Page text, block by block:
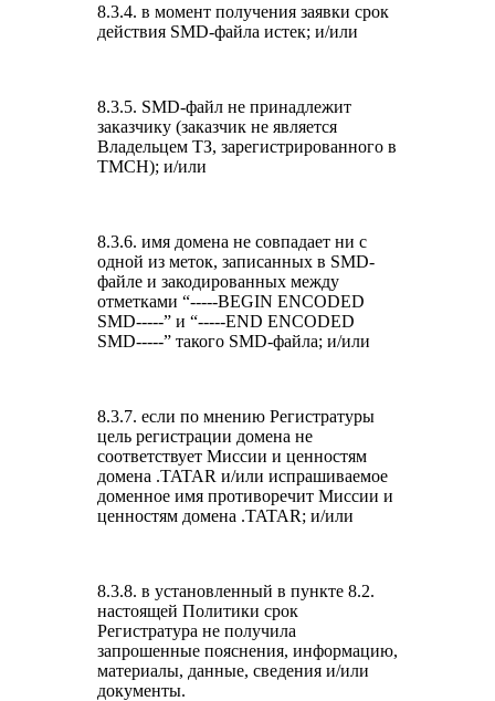
8.3.4. в момент получения заявки срок
действия SMD-файла истек; и/или
8.3.5. SMD-файл не принадлежит
заказчику (заказчик не является
Владельцем ТЗ, зарегистрированного в
TMCH); и/или
8.3.6. имя домена не совпадает ни с
одной из меток, записанных в SMD-
файле и закодированных между
отметками “-----BEGIN ENCODED
SMD-----” и “-----END ENCODED
SMD-----” такого SMD-файла; и/или
8.3.7. если по мнению Регистратуры
цель регистрации домена не
соответствует Миссии и ценностям
домена .TATAR и/или испрашиваемое
доменное имя противоречит Миссии и
ценностям домена .TATAR; и/или
8.3.8. в установленный в пункте 8.2.
настоящей Политики срок
Регистратура не получила
запрошенные пояснения, информацию,
материалы, данные, сведения и/или
документы.